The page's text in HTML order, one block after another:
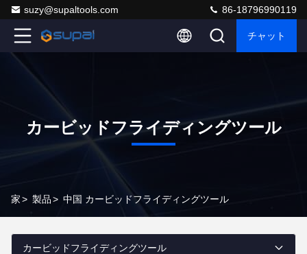
suzy@supaltools.com 86-18796990119
チャット
カービッドフライディングツール
家> 製品> 中国 カービッドフライディングツール
カービッドフライディングツール